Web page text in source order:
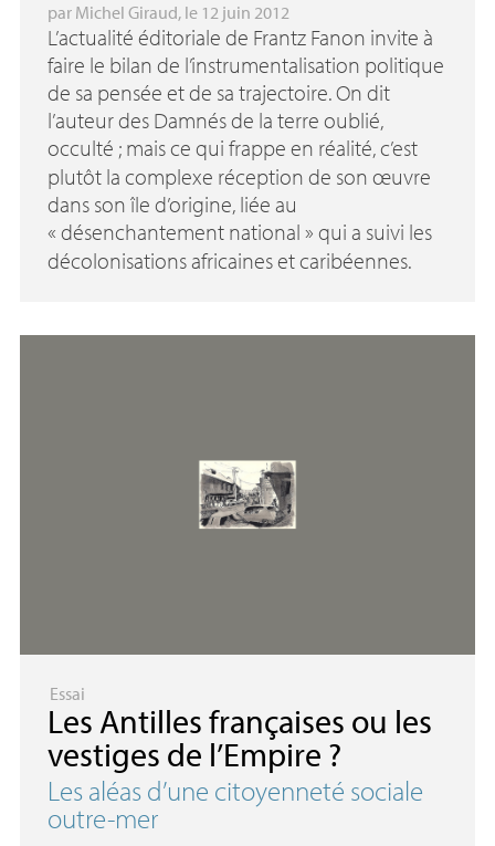
par Michel Giraud, le 12 juin 2012
L’actualité éditoriale de Frantz Fanon invite à
faire le bilan de l’instrumentalisation politique
de sa pensée et de sa trajectoire. On dit
l’auteur des Damnés de la terre oublié,
occulté ; mais ce qui frappe en réalité, c’est
plutôt la complexe réception de son œuvre
dans son île d’origine, liée au
« désenchantement national » qui a suivi les
décolonisations africaines et caribéennes.
Essai
Les Antilles françaises ou les
vestiges de l’Empire ?
Les aléas d’une citoyenneté sociale
outre-mer